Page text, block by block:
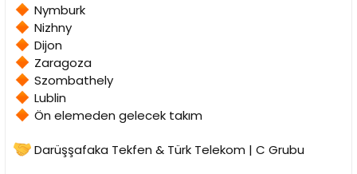
Nymburk
Nizhny
Dijon
Zaragoza
Szombathely
Lublin
Ön elemeden gelecek takım
Darüşşafaka Tekfen & Türk Telekom | C Grubu